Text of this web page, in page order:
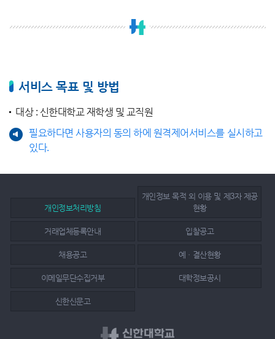
서비스 목표 및 방법
대상 : 신한대학교 재학생 및 교직원
필요하다면 사용자의 동의 하에 원격제어서비스를 실시하고
있다.
개인정보처리방침
개인정보 목적 외 이용 및 제3자 제공
현황
거래업체등록안내 입찰공고
채용공고 예ㆍ결산현황
이메일무단수집거부 대학정보공시
신한신문고